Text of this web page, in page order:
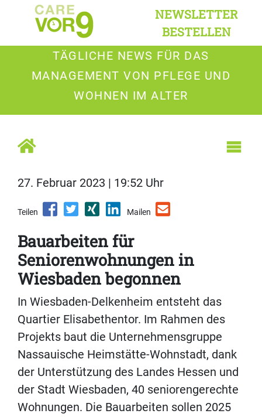
NEWSLETTER
BESTELLEN
TÄGLICHE NEWS FÜR DAS
MANAGEMENT VON PFLEGE UND
WOHNEN IM ALTER
27. Februar 2023 | 19:52 Uhr
Teilen Mailen
Bauarbeiten für
Seniorenwohnungen in
Wiesbaden begonnen
In Wiesbaden-Delkenheim entsteht das
Quartier Elisabethentor. Im Rahmen des
Projekts baut die Unternehmensgruppe
Nassauische Heimstätte-Wohnstadt, dank
der Unterstützung des Landes Hessen und
der Stadt Wiesbaden, 40 seniorengerechte
Wohnungen. Die Bauarbeiten sollen 2025